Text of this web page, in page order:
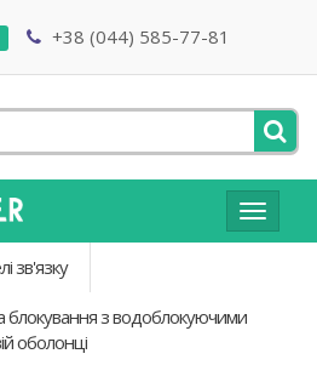
+38 (044) 585-77-81
Toggle
зв'язку
блокування з водоблокуючими
оболонці